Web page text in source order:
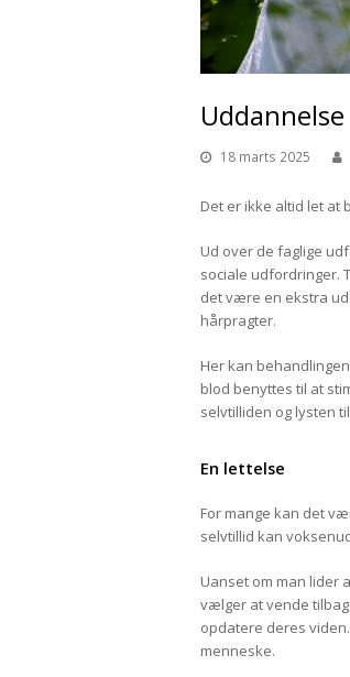
18 marts 2025
Det er ikke altid let at
Ud over de faglige
sociale udfordringer.
det være en ekstra
hårpragter.
Her kan
blod benyttes til at
selvtilliden og lysten
En lettelse
For mange kan det
selvtillid kan
Uanset om man lider
vælger at vende
opdatere deres
menneske.